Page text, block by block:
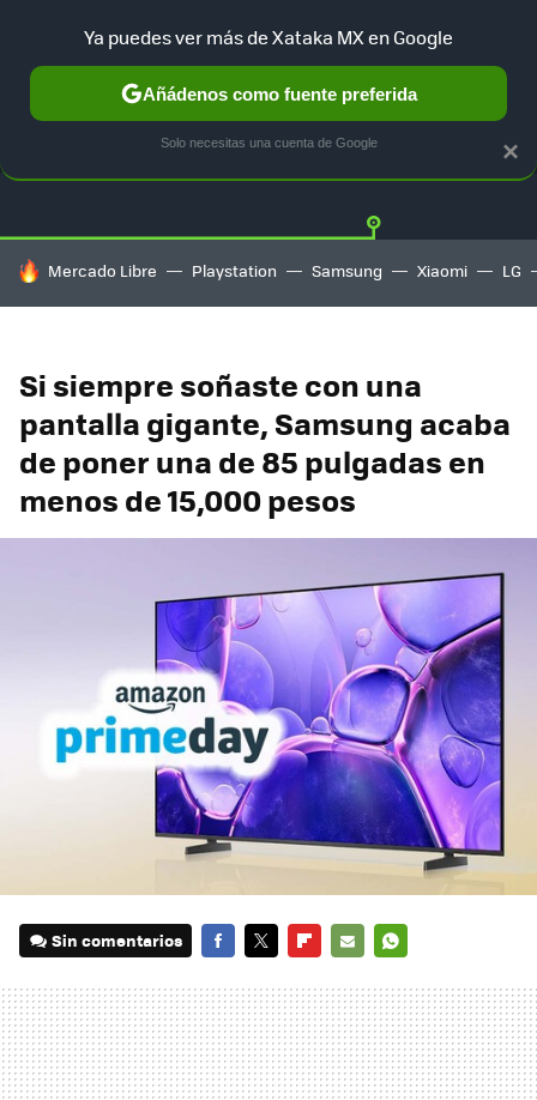
GUÍA DE COMPRAS MERCADO LIBRE
HOY SE HABLA DE
Mercado Libre Playstation Samsung Xiaomi LG
Si siempre soñaste con una
pantalla gigante, Samsung acaba
de poner una de 85 pulgadas en
menos de 15,000 pesos
Sin comentarios
MAIL
×
Ya puedes ver más de Xataka MX en Google
Añádenos como fuente preferida
Solo necesitas una cuenta de Google